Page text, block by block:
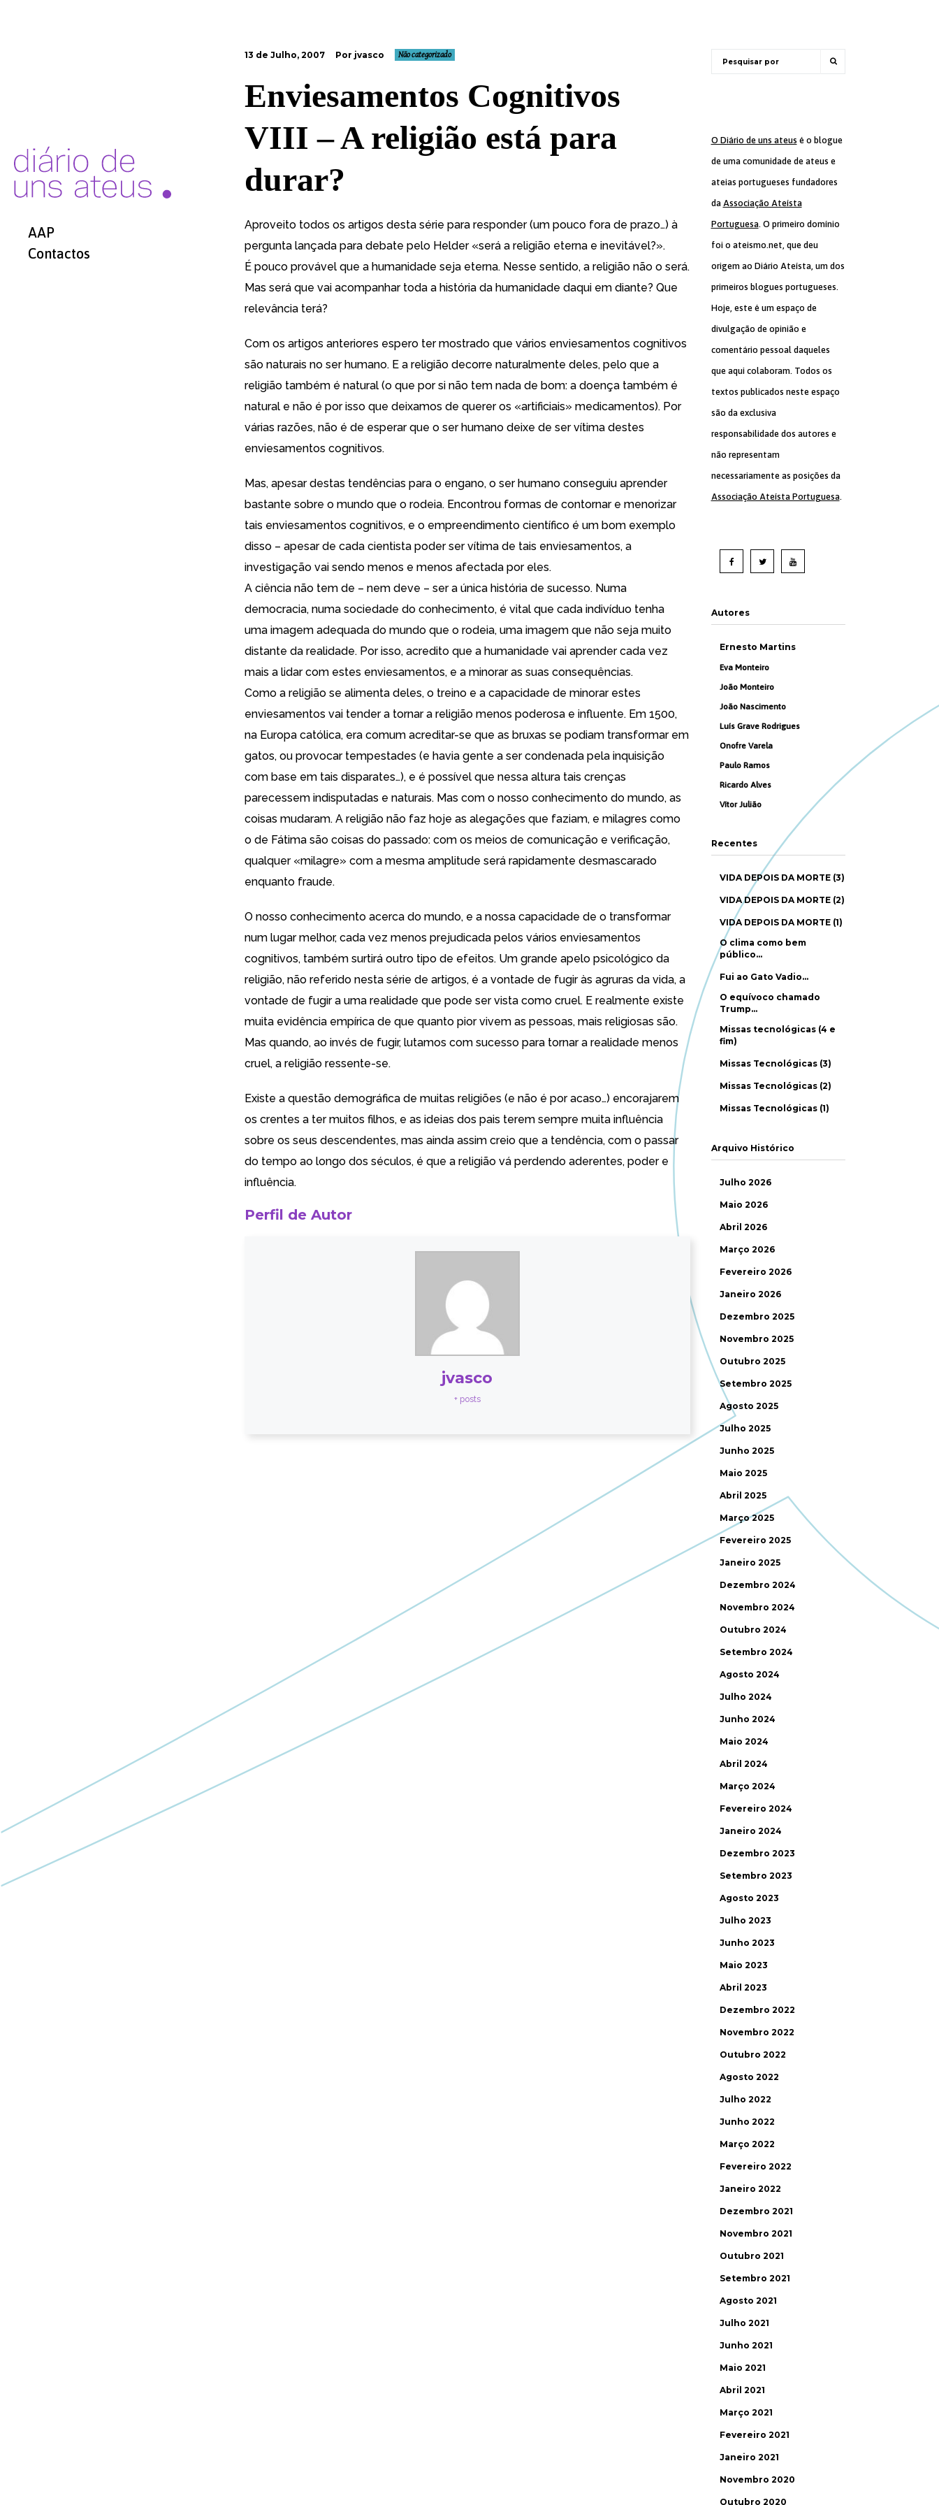
AAP
Contactos
13 de Julho, 2007 Por jvasco Não categorizado
Enviesamentos Cognitivos
VIII – A religião está para
durar?
Aproveito todos os artigos desta série para responder (um pouco fora de prazo…) à
pergunta lançada para debate pelo Helder «será a religião eterna e inevitável?».
É pouco provável que a humanidade seja eterna. Nesse sentido, a religião não o será.
Mas será que vai acompanhar toda a história da humanidade daqui em diante? Que
relevância terá?
Com os artigos anteriores espero ter mostrado que vários enviesamentos cognitivos
são naturais no ser humano. E a religião decorre naturalmente deles, pelo que a
religião também é natural (o que por si não tem nada de bom: a doença também é
natural e não é por isso que deixamos de querer os «artificiais» medicamentos). Por
várias razões, não é de esperar que o ser humano deixe de ser vítima destes
enviesamentos cognitivos.
Mas, apesar destas tendências para o engano, o ser humano conseguiu aprender
bastante sobre o mundo que o rodeia. Encontrou formas de contornar e menorizar
tais enviesamentos cognitivos, e o empreendimento científico é um bom exemplo
disso – apesar de cada cientista poder ser vítima de tais enviesamentos, a
investigação vai sendo menos e menos afectada por eles.
A ciência não tem de – nem deve – ser a única história de sucesso. Numa
democracia, numa sociedade do conhecimento, é vital que cada indivíduo tenha
uma imagem adequada do mundo que o rodeia, uma imagem que não seja muito
distante da realidade. Por isso, acredito que a humanidade vai aprender cada vez
mais a lidar com estes enviesamentos, e a minorar as suas consequências.
Como a religião se alimenta deles, o treino e a capacidade de minorar estes
enviesamentos vai tender a tornar a religião menos poderosa e influente. Em 1500,
na Europa católica, era comum acreditar-se que as bruxas se podiam transformar em
gatos, ou provocar tempestades (e havia gente a ser condenada pela inquisição
com base em tais disparates…), e é possível que nessa altura tais crenças
parecessem indisputadas e naturais. Mas com o nosso conhecimento do mundo, as
coisas mudaram. A religião não faz hoje as alegações que faziam, e milagres como
o de Fátima são coisas do passado: com os meios de comunicação e verificação,
qualquer «milagre» com a mesma amplitude será rapidamente desmascarado
enquanto fraude.
O nosso conhecimento acerca do mundo, e a nossa capacidade de o transformar
num lugar melhor, cada vez menos prejudicada pelos vários enviesamentos
cognitivos, também surtirá outro tipo de efeitos. Um grande apelo psicológico da
religião, não referido nesta série de artigos, é a vontade de fugir às agruras da vida, a
vontade de fugir a uma realidade que pode ser vista como cruel. E realmente existe
muita evidência empírica de que quanto pior vivem as pessoas, mais religiosas são.
Mas quando, ao invés de fugir, lutamos com sucesso para tornar a realidade menos
cruel, a religião ressente-se.
Existe a questão demográfica de muitas religiões (e não é por acaso…) encorajarem
os crentes a ter muitos filhos, e as ideias dos pais terem sempre muita influência
sobre os seus descendentes, mas ainda assim creio que a tendência, com o passar
do tempo ao longo dos séculos, é que a religião vá perdendo aderentes, poder e
influência.
Perfil de Autor
jvasco
+ posts
O Diário de uns ateus é o blogue
de uma comunidade de ateus e
ateias portugueses fundadores
da Associação Ateísta
Portuguesa. O primeiro domínio
foi o ateismo.net, que deu
origem ao Diário Ateísta, um dos
primeiros blogues portugueses.
Hoje, este é um espaço de
divulgação de opinião e
comentário pessoal daqueles
que aqui colaboram. Todos os
textos publicados neste espaço
são da exclusiva
responsabilidade dos autores e
não representam
necessariamente as posições da
Associação Ateísta Portuguesa.
Autores
Ernesto Martins
Eva Monteiro
João Monteiro
João Nascimento
Luís Grave Rodrigues
Onofre Varela
Paulo Ramos
Ricardo Alves
Vítor Julião
Recentes
VIDA DEPOIS DA MORTE (3)
VIDA DEPOIS DA MORTE (2)
VIDA DEPOIS DA MORTE (1)
O clima como bem
público…
Fui ao Gato Vadio…
O equívoco chamado
Trump…
Missas tecnológicas (4 e
fim)
Missas Tecnológicas (3)
Missas Tecnológicas (2)
Missas Tecnológicas (1)
Arquivo Histórico
Julho 2026
Maio 2026
Abril 2026
Março 2026
Fevereiro 2026
Janeiro 2026
Dezembro 2025
Novembro 2025
Outubro 2025
Setembro 2025
Agosto 2025
Julho 2025
Junho 2025
Maio 2025
Abril 2025
Março 2025
Fevereiro 2025
Janeiro 2025
Dezembro 2024
Novembro 2024
Outubro 2024
Setembro 2024
Agosto 2024
Julho 2024
Junho 2024
Maio 2024
Abril 2024
Março 2024
Fevereiro 2024
Janeiro 2024
Dezembro 2023
Setembro 2023
Agosto 2023
Julho 2023
Junho 2023
Maio 2023
Abril 2023
Dezembro 2022
Novembro 2022
Outubro 2022
Agosto 2022
Julho 2022
Junho 2022
Março 2022
Fevereiro 2022
Janeiro 2022
Dezembro 2021
Novembro 2021
Outubro 2021
Setembro 2021
Agosto 2021
Julho 2021
Junho 2021
Maio 2021
Abril 2021
Março 2021
Fevereiro 2021
Janeiro 2021
Novembro 2020
Outubro 2020